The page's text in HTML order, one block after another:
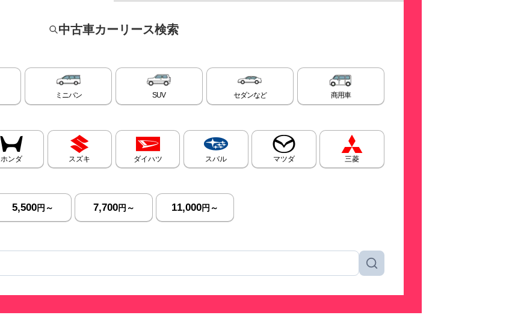
中古車カーリース検索
ミニバン SUV セダンなど 商用車
ホンダ スズキ ダイハツ スバル マツダ 三菱
5,500円～ 7,700円～ 11,000円～